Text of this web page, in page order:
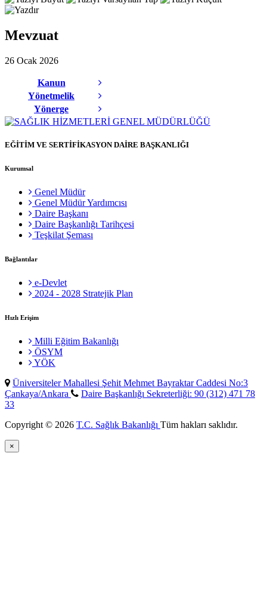
Mevzuat
26 Ocak 2026
Kanun
Yönetmelik
Yönerge
EĞİTİM VE SERTİFİKASYON DAİRE BAŞKANLIĞI
Kurumsal
Genel Müdür
Genel Müdür Yardımcısı
Daire Başkanı
Daire Başkanlığı Tarihçesi
Teşkilat Şeması
Bağlantılar
e-Devlet
2024 - 2028 Stratejik Plan
Hızlı Erişim
Milli Eğitim Bakanlığı
ÖSYM
YÖK
Üniversiteler Mahallesi Şehit Mehmet Bayraktar Caddesi No:3
Çankaya/Ankara
Daire Başkanlığı Sekreterliği: 90 (312) 471 78
33
Copyright © 2026 T.C. Sağlık Bakanlığı Tüm hakları saklıdır.
×